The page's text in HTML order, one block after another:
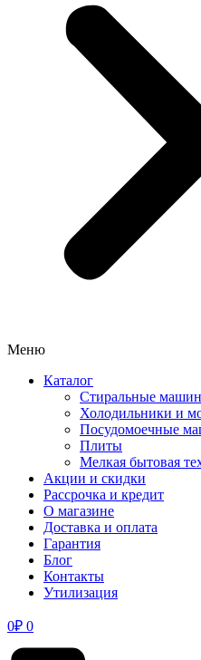
Меню
Каталог
Стиральные
Холодильники и
Посудомоечные
Плиты
Мелкая бытовая
Акции и скидки
Рассрочка и кредит
О магазине
Доставка и оплата
Гарантия
Блог
Контакты
Утилизация
0₽ 0